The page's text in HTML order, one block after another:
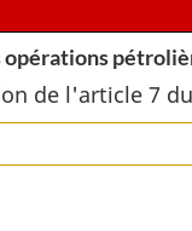
opérations
de l'article 7